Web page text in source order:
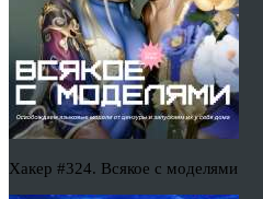
Хакер #324. Всякое с моделями